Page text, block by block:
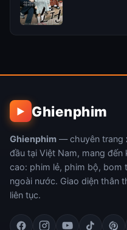
▶ Ghienphim
Ghienphim — chuyên trang
đầu tại Việt Nam, mang
cao: phim lẻ, phim bộ, bom
ngoài nước. Giao diện thân
liên tục.